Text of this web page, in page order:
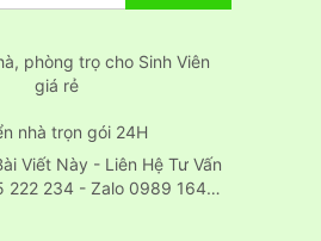
nhà trọn gói 24H
Viết Này - Liên Hệ Tư Vấn
222 234 - Zalo 0989 164…